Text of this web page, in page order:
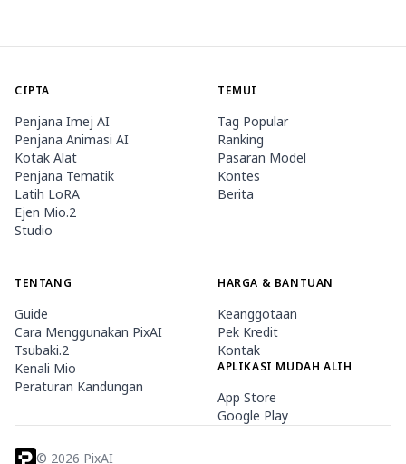
CIPTA
Penjana Imej AI
Penjana Animasi AI
Kotak Alat
Penjana Tematik
Latih LoRA
Ejen Mio.2
Studio
TEMUI
Tag Popular
Ranking
Pasaran Model
Kontes
Berita
TENTANG
Guide
Cara Menggunakan PixAI
Tsubaki.2
Kenali Mio
Peraturan Kandungan
HARGA & BANTUAN
Keanggotaan
Pek Kredit
Kontak
APLIKASI MUDAH ALIH
App Store
Google Play
© 2026 PixAI